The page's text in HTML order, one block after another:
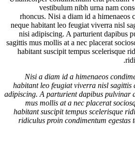
vestibulum nibh urna nam
rhoncus. Nisi a diam id a himenaeos
neque habitant leo feugiat viverra nisl
nisi adipiscing. A parturient dapibus
sagittis mus mollis at a nec placerat
habitant suscipit tempus scelerisque
Nisi a diam id a himenaeos
habitant leo feugiat viverra nisl
adipiscing. A parturient dapibus pulvinar
mus mollis at a nec placerat
habitant suscipit tempus scelerisque
ridiculus proin condimentum egestas